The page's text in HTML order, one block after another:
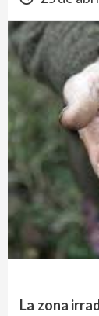
La zona